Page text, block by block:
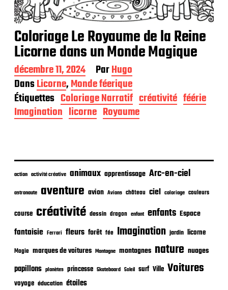
Coloriage Le Royaume de la Reine
Licorne dans un Monde Magique
D
a
t
e
d
e
l
i
a
i
n
décembre 11, 2024 ParHugo
DansLicorne,Monde féerique
Étiquettes Coloriage Narratif créativité féérie
Imagination licorne Royaume
action activité créative animaux apprentissage Arc-en-ciel
astronaute aventure avion Avions château ciel coloriage couleurs
course créativité dessin dragon enfant enfants Espace
fantaisie Ferrari fleurs forêt fée Imagination jardin licorne
Magie marques de voitures Montagne montagnes nature nuages
papillons planètes princesse Skateboard Soleil surf Ville Voitures
voyage éducation étoiles